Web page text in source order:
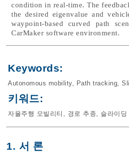
condition in real-time. The
the desired eigenvalue and
waypoint-based curved path
CarMaker software environment.
Keywords:
Autonomous mobility, Path tracking,
키워드:
자율주행 모빌리티 , 경로 추종, 슬라이딩
1. 서 론